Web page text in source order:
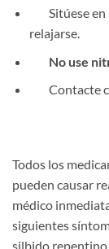
Sitúese en
relajarse.
No use
Contacte
Todos los
pueden causar
médico
siguientes
silbido repentino